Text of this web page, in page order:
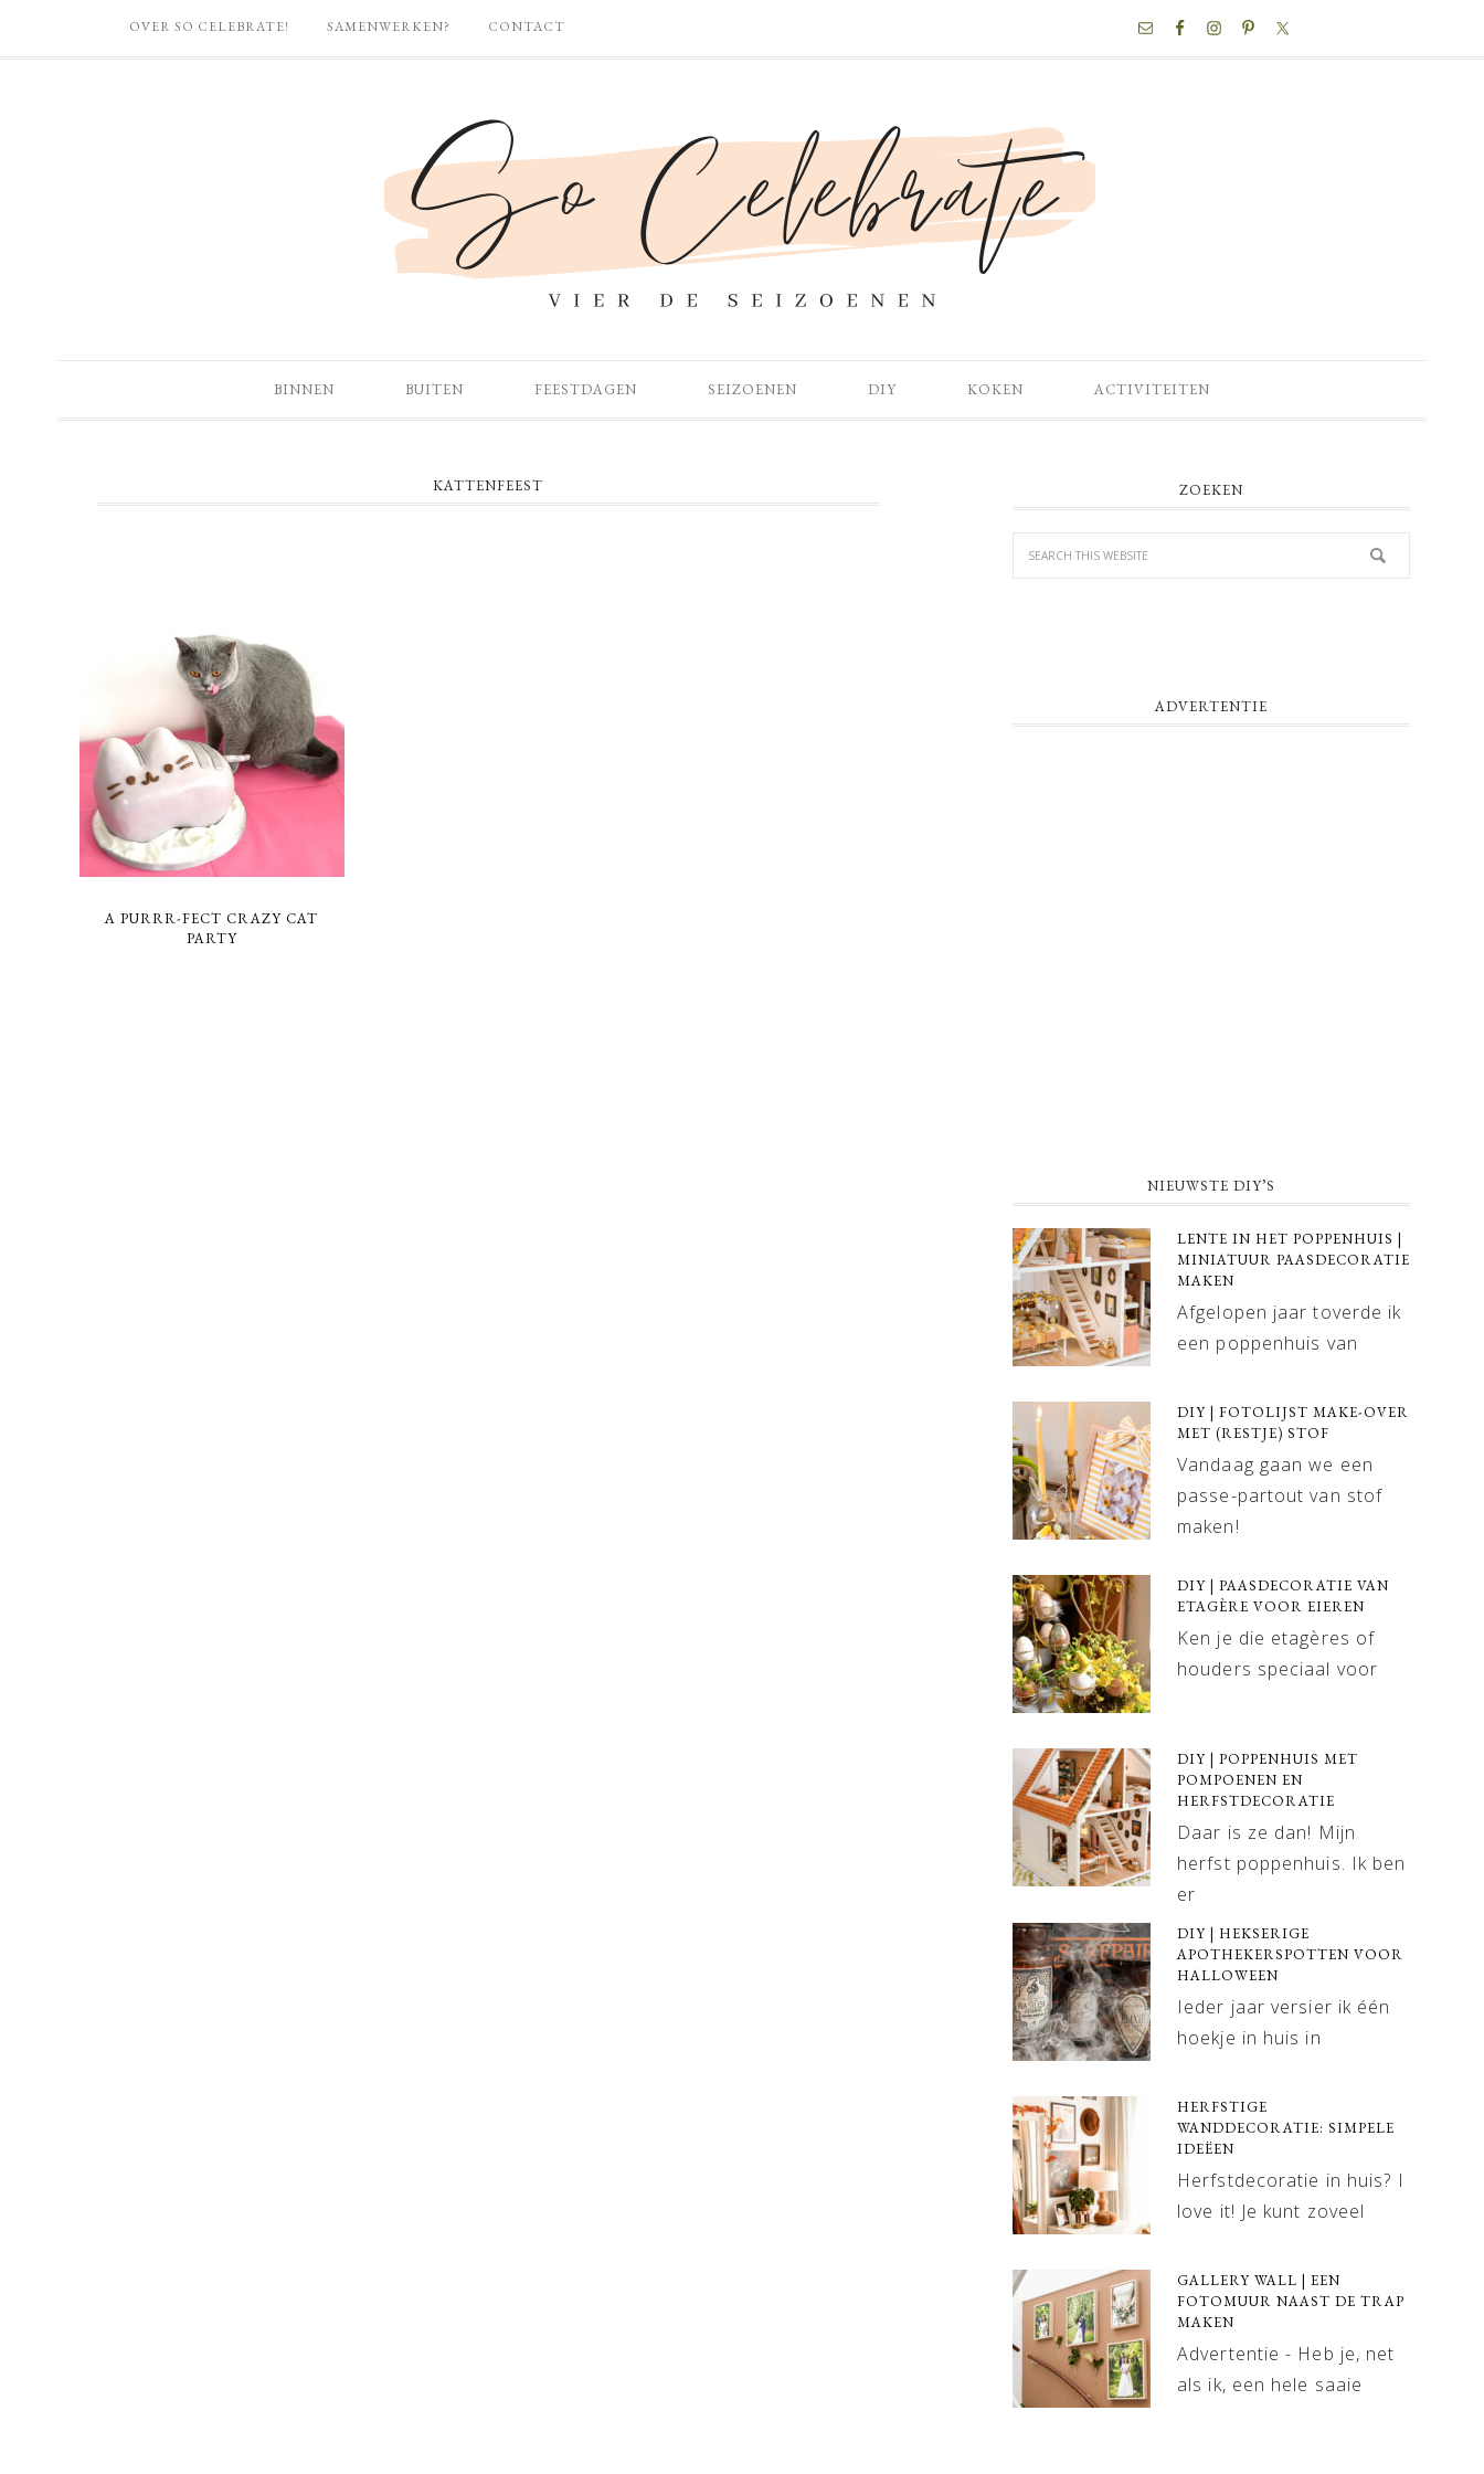
OVER SO CELEBRATE! SAMENWERKEN? CONTACT
BINNEN BUITEN FEESTDAGEN SEIZOENEN DIY KOKEN ACTIVITEITEN
KATTENFEEST
A PURRR-FECT CRAZY CAT
PARTY
ZOEKEN
ADVERTENTIE
NIEUWSTE DIY’S
LENTE IN HET POPPENHUIS |
MINIATUUR PAASDECORATIE
MAKEN
Afgelopen jaar toverde ik
een poppenhuis van
DIY | FOTOLIJST MAKE-OVER
MET (RESTJE) STOF
Vandaag gaan we een
passe-partout van stof
maken!
DIY | PAASDECORATIE VAN
ETAGÈRE VOOR EIEREN
Ken je die etagères of
houders speciaal voor
DIY | POPPENHUIS MET
POMPOENEN EN
HERFSTDECORATIE
Daar is ze dan! Mijn
herfst poppenhuis. Ik ben
er
DIY | HEKSERIGE
APOTHEKERSPOTTEN VOOR
HALLOWEEN
Ieder jaar versier ik één
hoekje in huis in
HERFSTIGE
WANDDECORATIE: SIMPELE
IDEËEN
Herfstdecoratie in huis? I
love it! Je kunt zoveel
GALLERY WALL | EEN
FOTOMUUR NAAST DE TRAP
MAKEN
Advertentie - Heb je, net
als ik, een hele saaie